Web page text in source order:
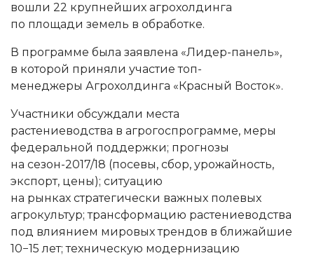
вошли 22 крупнейших агрохолдинга
по площади земель в обработке.
В программе была заявлена «Лидер-панель»,
в которой приняли участие топ-
менеджеры Агрохолдинга «Красный Восток».
Участники обсуждали места
растениеводства в агрогоспрограмме, меры
федеральной поддержки; прогнозы
на сезон-2017/18 (посевы, сбор, урожайность,
экспорт, цены); ситуацию
на рынках стратегически важных полевых
агрокультур; трансформацию растениеводства
под влиянием мировых трендов в ближайшие
10−15 лет; техническую модернизацию